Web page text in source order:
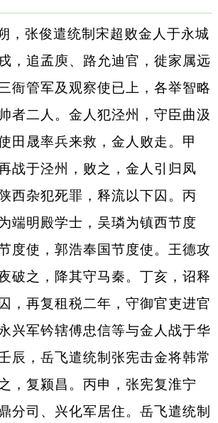
，张俊遣统制宋超败金人于永城
，追孟庾、路允迪官，徙家属远
衙管军及观察使已上，各举智略
者二人。金人犯泾州，守臣曲汲
田晟率兵来救，金人败走。甲
战于泾州，败之，金人引归凤
西杂犯死罪，释流以下囚。丙
端明殿学士，吴璘为镇西节度
度使，郭浩奉国节度使。王德攻
破之，降其守马秦。丁亥，诏释
，再复租税二年，守御官吏进官
兴军钤辖傅忠信等与金人战于华
辰，岳飞遣统制张宪击金将韩常
，复颍昌。丙申，张宪复淮宁
分司、兴化军居住。岳飞遣统制